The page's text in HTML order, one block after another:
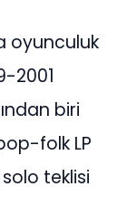
oyunculuk
2001
biri
folk LP
solo teklisi